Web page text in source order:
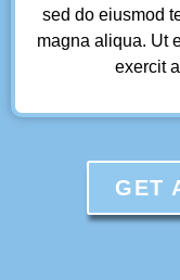
sed do eiusmod
magna aliqua. Ut
exercit
GET